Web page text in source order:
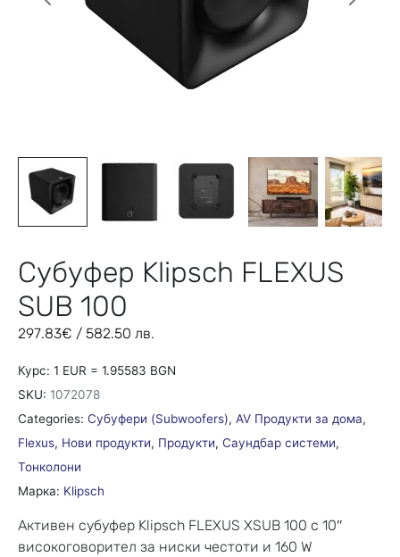
Субуфер Klipsch FLEXUS
SUB 100
297.83€ / 582.50 лв.
Курс: 1 EUR = 1.95583 BGN
SKU: 1072078
Categories: Субуфери (Subwoofers), AV Продукти за дома,
Flexus, Нови продукти, Продукти, Саундбар системи,
Тонколони
Марка: Klipsch
Активен субуфер Klipsch FLEXUS XSUB 100 с 10″
високоговорител за ниски честоти и 160 W